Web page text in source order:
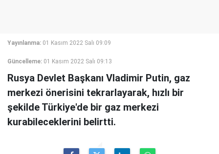
Yayınlanma: 01 Kasım 2022 Salı 09:09
Güncelleme: 01 Kasım 2022 Salı 09:13
Rusya Devlet Başkanı Vladimir Putin, gaz
merkezi önerisini tekrarlayarak, hızlı bir
şekilde Türkiye'de bir gaz merkezi
kurabileceklerini belirtti.